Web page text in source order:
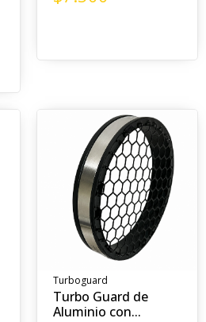
Turboguard
Turbo Guard de
Aluminio con...